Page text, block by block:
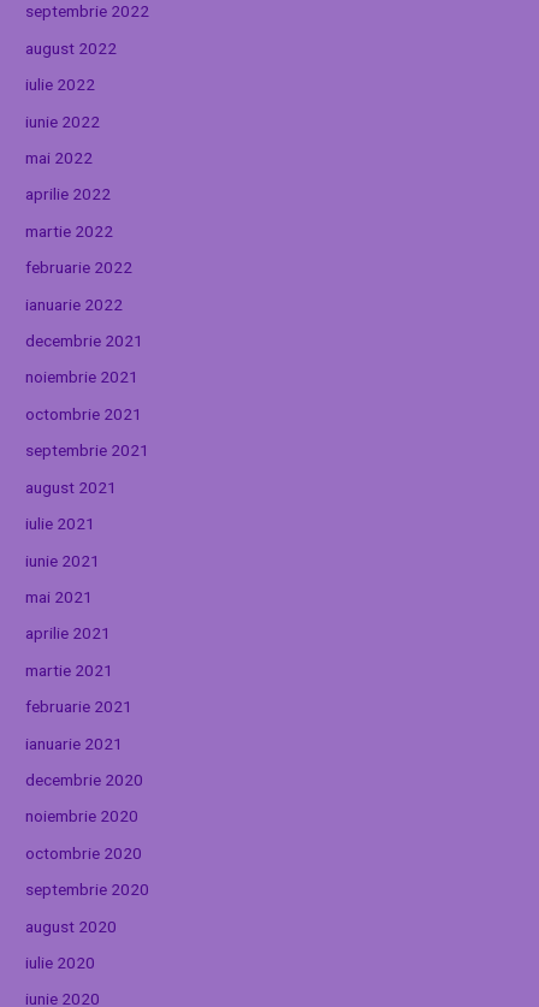
septembrie 2022
august 2022
iulie 2022
iunie 2022
mai 2022
aprilie 2022
martie 2022
februarie 2022
ianuarie 2022
decembrie 2021
noiembrie 2021
octombrie 2021
septembrie 2021
august 2021
iulie 2021
iunie 2021
mai 2021
aprilie 2021
martie 2021
februarie 2021
ianuarie 2021
decembrie 2020
noiembrie 2020
octombrie 2020
septembrie 2020
august 2020
iulie 2020
iunie 2020